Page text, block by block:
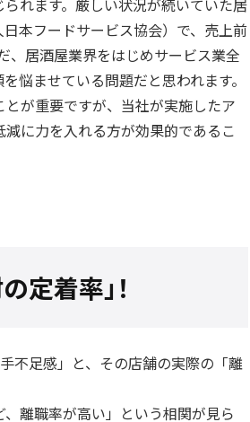
本フードサービス協会）で、売上前
、居酒屋業界をはじめサービス業全
悩ませている問題だと思われます。
が重要ですが、当社が実施したア
に力を入れる方が効果的であるこ
定着率」！
不足感」と、その店舗の実際の「離
離職率が高い」という相関が見ら